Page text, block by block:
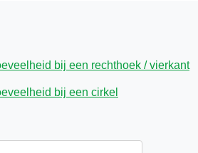
bij een rechthoek / vierkant
bij een cirkel